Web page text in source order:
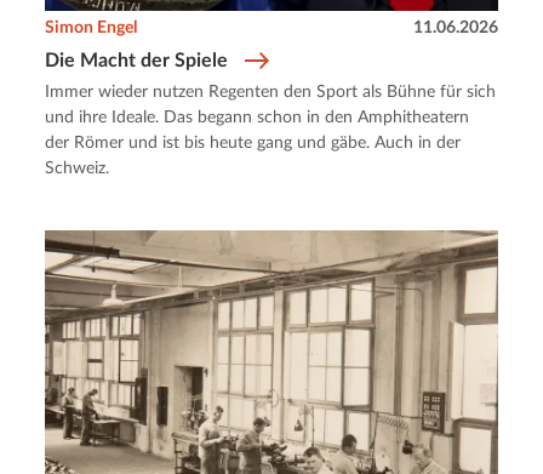
Die Macht der Spiele
Simon Engel 11.06.2026
Immer wieder nutzen Regenten den Sport als Bühne für sich
und ihre Ideale. Das begann schon in den Amphitheatern
der Römer und ist bis heute gang und gäbe. Auch in der
Schweiz.